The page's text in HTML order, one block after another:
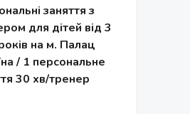
заняття з
для дітей від 3
на м. Палац
/ 1 персональне
30 хв/тренер